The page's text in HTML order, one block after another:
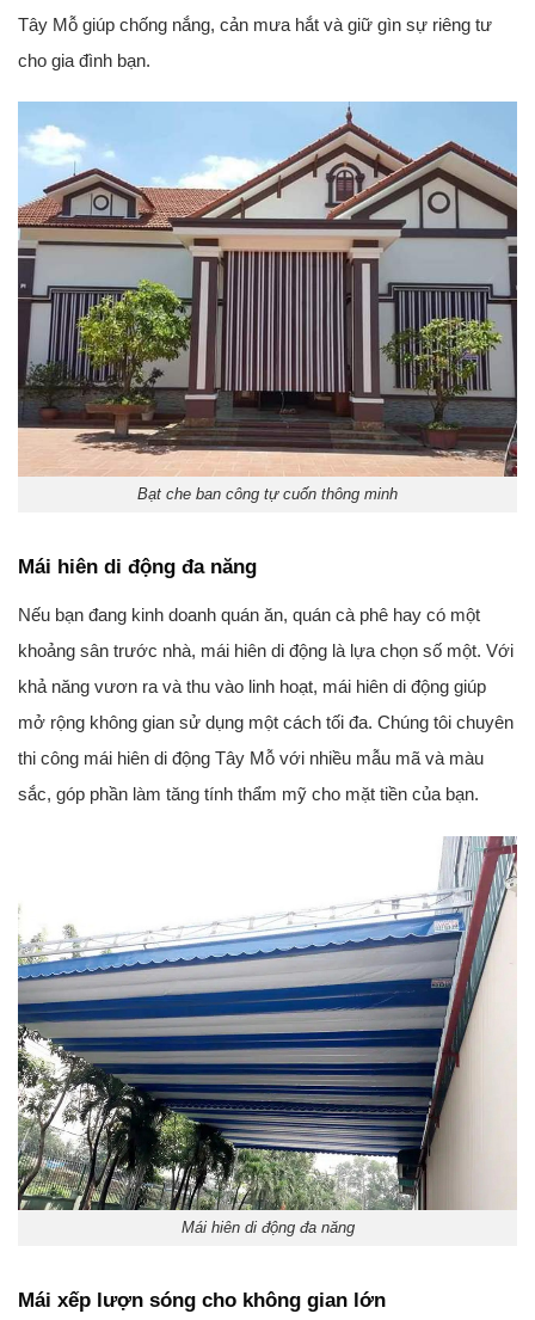
Tây Mỗ giúp chống nắng, cản mưa hắt và giữ gìn sự riêng tư
cho gia đình bạn.
Bạt che ban công tự cuốn thông minh
Mái hiên di động đa năng
Nếu bạn đang kinh doanh quán ăn, quán cà phê hay có một
khoảng sân trước nhà, mái hiên di động là lựa chọn số một. Với
khả năng vươn ra và thu vào linh hoạt, mái hiên di động giúp
mở rộng không gian sử dụng một cách tối đa. Chúng tôi chuyên
thi công mái hiên di động Tây Mỗ với nhiều mẫu mã và màu
sắc, góp phần làm tăng tính thẩm mỹ cho mặt tiền của bạn.
Mái hiên di động đa năng
Mái xếp lượn sóng cho không gian lớn